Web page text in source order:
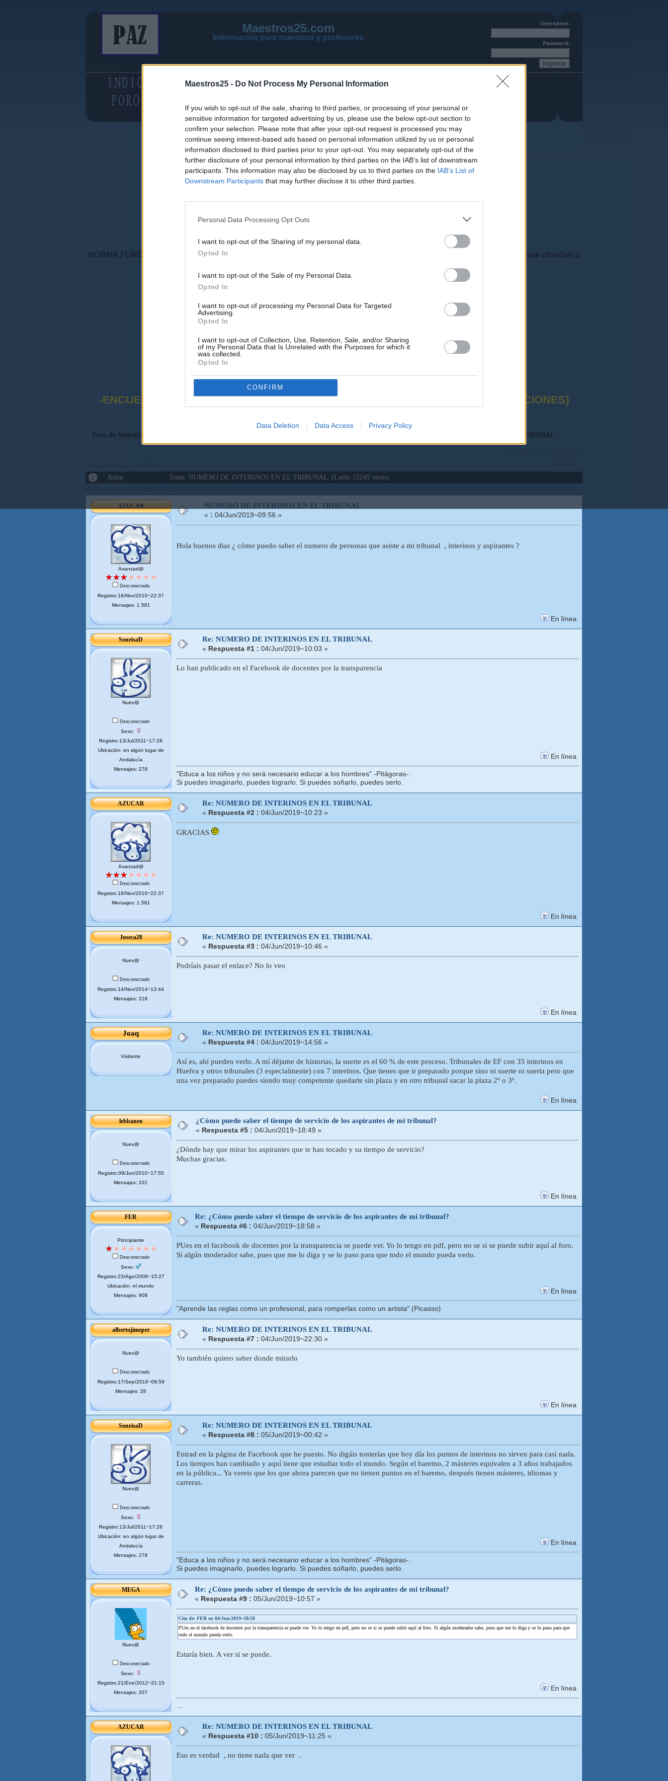
Maestros25 - Do Not Process My Personal Information
If you wish to opt-out of the sale, sharing to third parties, or processing of your personal or
sensitive information for targeted advertising by us, please use the below opt-out section to
confirm your selection. Please note that after your opt-out request is processed you may
continue seeing interest-based ads based on personal information utilized by us or personal
information disclosed to third parties prior to your opt-out. You may separately opt-out of the
further disclosure of your personal information by third parties on the IAB’s list of downstream
participants. This information may also be disclosed by us to third parties on the IAB’s List of
Downstream Participants that may further disclose it to other third parties.
Personal Data Processing Opt Outs
I want to opt-out of the Sharing of my personal data.
Opted In
I want to opt-out of the Sale of my Personal Data.
Opted In
I want to opt-out of processing my Personal Data for Targeted
Advertising.
Opted In
I want to opt-out of Collection, Use, Retention, Sale, and/or Sharing
of my Personal Data that Is Unrelated with the Purposes for which it
was collected.
Opted In
CONFIRM
Data Deletion Data Access Privacy Policy
Username:
Password:
Maestros25.com
Información para maestros y profesores
VER MENSAJES NUEVOS DE TODOS LOS FOROS
NOTICIAS ACTUALIZADAS OPOSICIONES 2026
PÁGINA PRINCIPAL DE MAESTROS25
NOTICIAS
NORMA FUNDAMENTAL DEL FORO: "Se ruega mantenga siempre un lenguaje moderado. No se admiten mensajes que ofendan a
"Por favor, no abuse de las mayúsculas e intente utilizar una expresión y ortografía correctas"
-ENCUESTA SOBRE EL PROCEDIMENTO SELECTIVO DOCENTE ACTUAL (OPOSICIONES)
Foro de Maestros25 NUMERO DE INTERINOS EN EL TRIBUNAL
Páginas: [ 1 IMPRIMIR
Autor
Tema: NUMERO DE INTERINOS EN EL TRIBUNAL (Leído 12249 veces)
0 Usuarios y 1 Visitante están viendo este tema.
AZUCAR
Avanzad@
Desconectado
Registro:18/Nov/2010~22:37
Mensajes: 1.581
NUMERO DE INTERINOS EN EL TRIBUNAL
« : 04/Jun/2019~09:56 »
Hola buenos dias ¿ cómo puedo saber el numero de personas que asiste a mi tribunal , interinos y aspirantes ?
En línea
SonrisaD
Nuev@
Desconectado
Sexo:
Registro:13/Jul/2011~17:28
Ubicación: en algún lugar de
Andalucía
Mensajes: 278
Re: NUMERO DE INTERINOS EN EL TRIBUNAL
« Respuesta #1 : 04/Jun/2019~10:03 »
Lo han publicado en el Facebook de docentes por la transparencia
En línea
"Educa a los niños y no será necesario educar a los hombres" -Pitágoras-.
Si puedes imaginarlo, puedes lograrlo. Si puedes soñarlo, puedes serlo.
AZUCAR
Avanzad@
Desconectado
Registro:18/Nov/2010~22:37
Mensajes: 1.581
Re: NUMERO DE INTERINOS EN EL TRIBUNAL
« Respuesta #2 : 04/Jun/2019~10:23 »
GRACIAS
En línea
Joseca28
Nuev@
Desconectado
Registro:14/Nov/2014~13:44
Mensajes: 218
Re: NUMERO DE INTERINOS EN EL TRIBUNAL
« Respuesta #3 : 04/Jun/2019~10:46 »
Podríais pasar el enlace? No lo veo
En línea
Joaq
Visitante
Re: NUMERO DE INTERINOS EN EL TRIBUNAL
« Respuesta #4 : 04/Jun/2019~14:56 »
Así es, ahí pueden verlo. A mí déjame de historias, la suerte es el 60 % de este proceso. Tribunales de EF con 35 interinos en
Huelva y otros tribunales (3 especialmente) con 7 interinos. Que tienes que ir preparado porque sino ni suerte ni suerta pero que
una vez preparado puedes siendo muy competente quedarte sin plaza y en otro tribunal sacar la plaza 2º o 3º.
En línea
lebbanen
Nuev@
Desconectado
Registro:09/Jun/2010~17:55
Mensajes: 101
¿Cómo puedo saber el tiempo de servicio de los aspirantes de mi tribunal?
« Respuesta #5 : 04/Jun/2019~18:49 »
¿Dónde hay que mirar los aspirantes que te han tocado y su tiempo de servicio?
Muchas gracias.
En línea
FER
Principiante
Desconectado
Sexo:
Registro:23/Ago/2006~15:27
Ubicación: el mundo
Mensajes: 908
Re: ¿Cómo puedo saber el tiempo de servicio de los aspirantes de mi tribunal?
« Respuesta #6 : 04/Jun/2019~18:58 »
PUes en el facebook de docentes por la transparencia se puede ver. Yo lo tengo en pdf, pero no se si se puede subir aquí al foro.
Si algún moderador sabe, pues que me lo diga y se lo paso para que todo el mundo pueda verlo.
En línea
"Aprende las reglas como un profesional, para romperlas como un artista" (Picasso)
albertojimeper
Nuev@
Desconectado
Registro:17/Sep/2016~09:59
Mensajes: 28
Re: NUMERO DE INTERINOS EN EL TRIBUNAL
« Respuesta #7 : 04/Jun/2019~22:30 »
Yo también quiero saber donde mirarlo
En línea
SonrisaD
Nuev@
Desconectado
Sexo:
Registro:13/Jul/2011~17:28
Ubicación: en algún lugar de
Andalucía
Mensajes: 278
Re: NUMERO DE INTERINOS EN EL TRIBUNAL
« Respuesta #8 : 05/Jun/2019~00:42 »
Entrad en la página de Facebook que he puesto. No digáis tonterías que hoy día los puntos de interinos no sirven para casi nada.
Los tiempos han cambiado y aquí tiene que estudiar todo el mundo. Según el baremo, 2 másteres equivalen a 3 años trabajados
en la pública... Ya vereis que los que ahora parecen que no tienen puntos en el baremo, después tienen másteres, idiomas y
carreras.
En línea
"Educa a los niños y no será necesario educar a los hombres" -Pitágoras-.
Si puedes imaginarlo, puedes lograrlo. Si puedes soñarlo, puedes serlo.
MEGA
Nuev@
Desconectado
Sexo:
Registro:21/Ene/2012~21:15
Mensajes: 207
Re: ¿Cómo puedo saber el tiempo de servicio de los aspirantes de mi tribunal?
« Respuesta #9 : 05/Jun/2019~10:57 »
Cita de: FER en 04/Jun/2019~18:58
PUes en el facebook de docentes por la transparencia se puede ver. Yo lo tengo en pdf, pero no se si se puede subir aquí al foro. Si algún moderador sabe, pues que me lo diga y se lo paso para que
todo el mundo pueda verlo.
Estaría bien. A ver si se puede.
En línea
...
AZUCAR Re: NUMERO DE INTERINOS EN EL TRIBUNAL
« Respuesta #10 : 05/Jun/2019~11:25 »
Eso es verdad , no tiene nada que ver .